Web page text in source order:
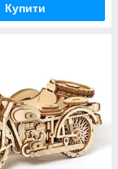
Купити